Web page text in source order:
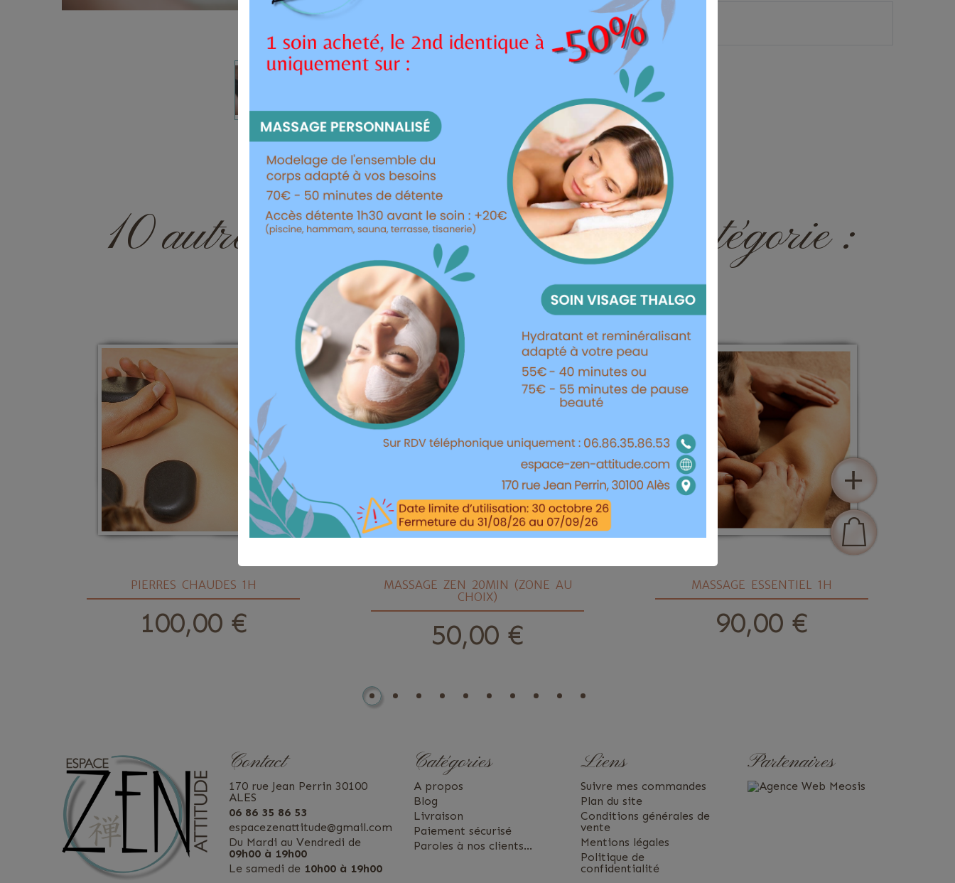
10 autres produits dans la même catégorie :
PIERRES CHAUDES 1H
prix
100,00 €
MASSAGE ZEN 20MIN (ZONE AU
CHOIX)
prix
50,00 €
MASSAGE ESSENTIEL 1H
prix
90,00 €
Contact
170 rue Jean Perrin 30100
ALES
06 86 35 86 53
espacezenattitude@gmail.com
Du Mardi au Vendredi de
09h00 à 19h00
Le samedi de 10h00 à 19h00
Catégories
A propos
Blog
Livraison
Paiement sécurisé
Paroles à nos clients...
Liens
Suivre mes commandes
Plan du site
Conditions générales de
vente
Mentions légales
Politique de
confidentialité
Partenaires